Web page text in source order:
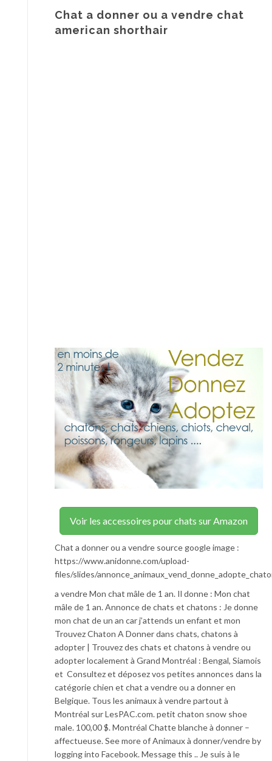
Chat a donner ou a vendre chat
american shorthair
Voir les accessoires pour chats sur Amazon
Chat a donner ou a vendre source google image :
https://www.anidonne.com/upload-
files/slides/
a vendre Mon chat mâle de 1 an. Il donne : Mon chat
mâle de 1 an. Annonce de chats et chatons : Je donne
mon chat de un an car j’attends un enfant et mon
Trouvez Chaton A Donner dans chats, chatons à
adopter | Trouvez des chats et chatons à vendre ou
adopter localement à Grand Montréal : Bengal, Siamois
et Consultez et déposez vos petites annonces dans la
catégorie chien et chat a vendre ou a donner en
Belgique. Tous les animaux à vendre partout à
Montréal sur LesPAC.com. petit chaton snow shoe
male. 100,00 $. Montréal Chatte blanche à donner –
affectueuse. See more of Animaux à donner/vendre by
logging into Facebook. Message this .. Je suis à le